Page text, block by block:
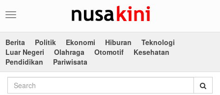
Toggle
Berita
Politik Ekonomi Hiburan
Teknologi
Luar Negeri
Olahraga Otomotif
Kesehatan
Pendidikan
Pariwisata